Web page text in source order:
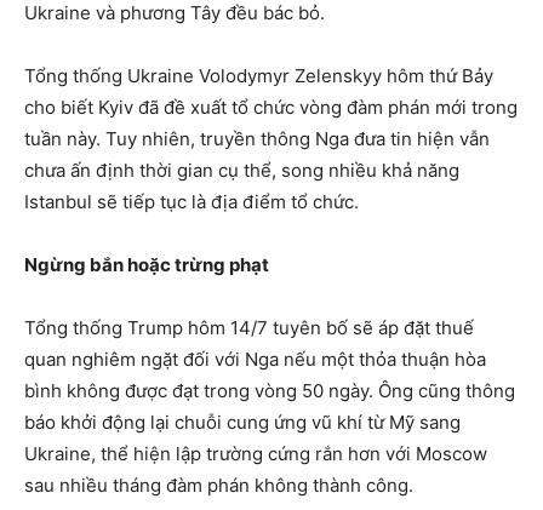
Ukraine và phương Tây đều bác bỏ.
Tổng thống Ukraine Volodymyr Zelenskyy hôm thứ Bảy
cho biết Kyiv đã đề xuất tổ chức vòng đàm phán mới trong
tuần này. Tuy nhiên, truyền thông Nga đưa tin hiện vẫn
chưa ấn định thời gian cụ thể, song nhiều khả năng
Istanbul sẽ tiếp tục là địa điểm tổ chức.
Ngừng bắn hoặc trừng phạt
Tổng thống Trump hôm 14/7 tuyên bố sẽ áp đặt thuế
quan nghiêm ngặt đối với Nga nếu một thỏa thuận hòa
bình không được đạt trong vòng 50 ngày. Ông cũng thông
báo khởi động lại chuỗi cung ứng vũ khí từ Mỹ sang
Ukraine, thể hiện lập trường cứng rắn hơn với Moscow
sau nhiều tháng đàm phán không thành công.